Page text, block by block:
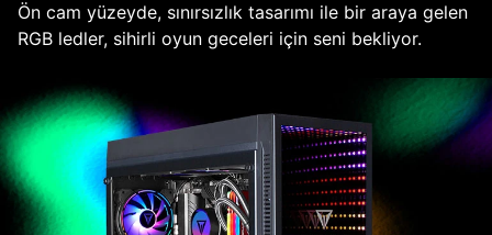
Ön cam yüzeyde, sınırsızlık tasarımı ile bir araya gelen
RGB ledler, sihirli oyun geceleri için seni bekliyor.